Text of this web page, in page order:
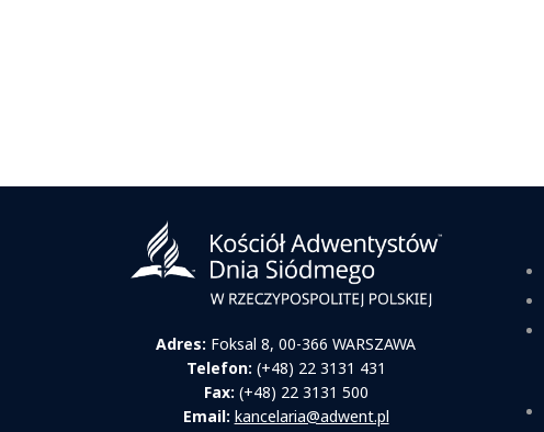
Adres: Foksal 8, 00-366 WARSZAWA
Telefon: (+48) 22 3131 431
Fax: (+48) 22 3131 500
Email: kancelaria@adwent.pl